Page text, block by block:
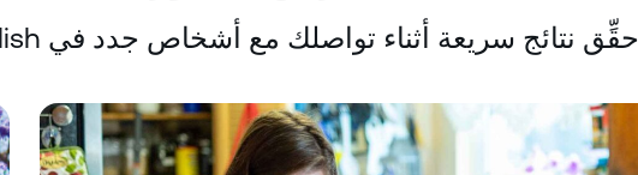
حقِّق نتائج سريعة أثناء تواصلك مع أشخاص جدد في EC English.